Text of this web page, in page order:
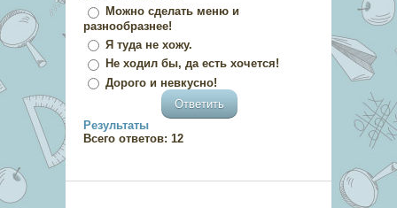
Можно сделать меню и
разнообразнее!
Я туда не хожу.
Не ходил бы, да есть хочется!
Дорого и невкусно!
Результаты
Всего ответов: 12